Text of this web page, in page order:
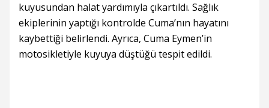
kuyusundan halat yardımıyla çıkartıldı. Sağlık
ekiplerinin yaptığı kontrolde Cuma’nın hayatını
kaybettiği belirlendi. Ayrıca, Cuma Eymen’in
motosikletiyle kuyuya düştüğü tespit edildi.